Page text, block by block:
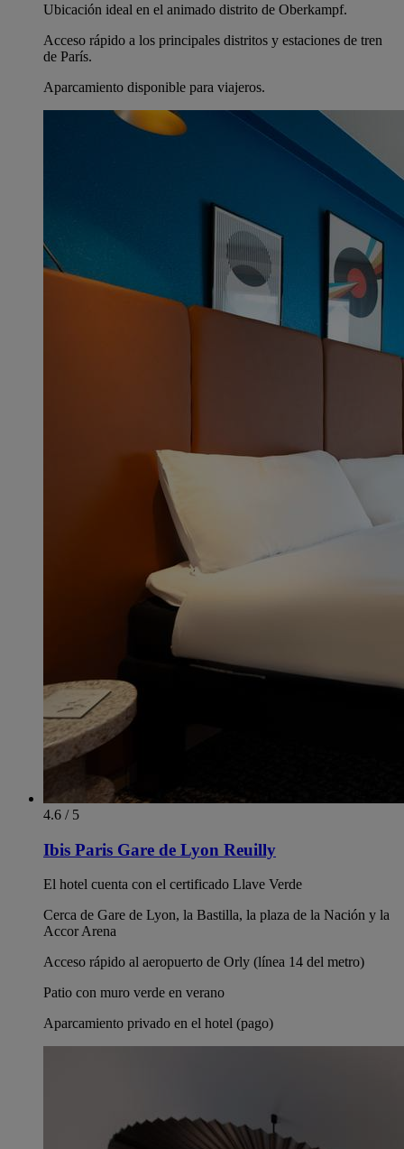
Ubicación ideal en el animado distrito de Oberkampf.
Acceso rápido a los principales distritos y estaciones de tren
de París.
Aparcamiento disponible para viajeros.
4.6 / 5
Ibis Paris Gare de Lyon Reuilly
El hotel cuenta con el certificado Llave Verde
Cerca de Gare de Lyon, la Bastilla, la plaza de la Nación y la
Accor Arena
Acceso rápido al aeropuerto de Orly (línea 14 del metro)
Patio con muro verde en verano
Aparcamiento privado en el hotel (pago)